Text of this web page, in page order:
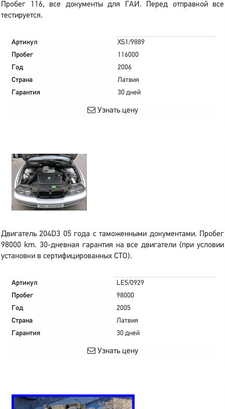
Пробег 116, все документы для ГАИ. Перед отправкой все
тестируется.
Артикул
XS1/9889
Пробег
116000
Год
2006
Страна
Латвия
Гарантия
30 дней
Узнать цену
Двигатель 204D3 05 года с таможенными документами. Пробег
98000 km. 30-дневная гарантия на все двигатели (при условии
установки в сертифицированных СТО).
Артикул
LE5/0929
Пробег
98000
Год
2005
Страна
Латвия
Гарантия
30 дней
Узнать цену